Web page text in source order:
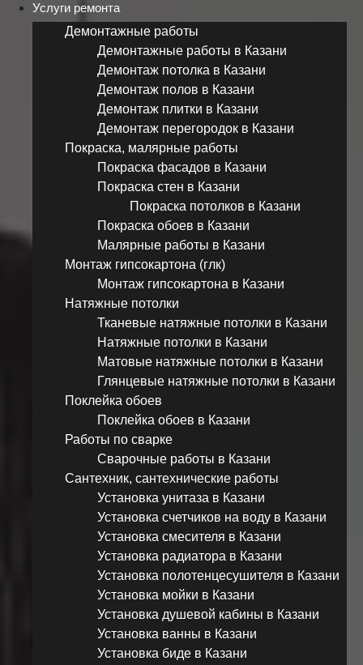
Услуги ремонта
Демонтажные работы
Демонтажные работы в Казани
Демонтаж потолка в Казани
Демонтаж полов в Казани
Демонтаж плитки в Казани
Демонтаж перегородок в Казани
Покраска, малярные работы
Покраска фасадов в Казани
Покраска стен в Казани
Покраска потолков в Казани
Покраска обоев в Казани
Малярные работы в Казани
Монтаж гипсокартона (глк)
Монтаж гипсокартона в Казани
Натяжные потолки
Тканевые натяжные потолки в Казани
Натяжные потолки в Казани
Матовые натяжные потолки в Казани
Глянцевые натяжные потолки в Казани
Поклейка обоев
Поклейка обоев в Казани
Работы по сварке
Сварочные работы в Казани
Сантехник, сантехнические работы
Установка унитаза в Казани
Установка счетчиков на воду в Казани
Установка смесителя в Казани
Установка радиатора в Казани
Установка полотенцесушителя в Казани
Установка мойки в Казани
Установка душевой кабины в Казани
Установка ванны в Казани
Установка биде в Казани